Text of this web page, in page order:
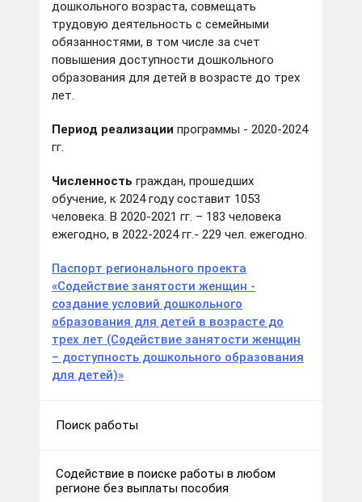
дошкольного возраста, совмещать
трудовую деятельность с семейными
обязанностями, в том числе за счет
повышения доступности дошкольного
образования для детей в возрасте до трех
лет.
Период реализации программы - 2020-2024
гг.
Численность граждан, прошедших
обучение, к 2024 году составит 1053
человека. В 2020-2021 гг. – 183 человека
ежегодно, в 2022-2024 гг.- 229 чел. ежегодно.
Паспорт регионального проекта
«Содействие занятости женщин -
создание условий дошкольного
образования для детей в возрасте до
трех лет (Содействие занятости женщин
– доступность дошкольного образования
для детей)»
Поиск работы
Содействие в поиске работы в любом
регионе без выплаты пособия